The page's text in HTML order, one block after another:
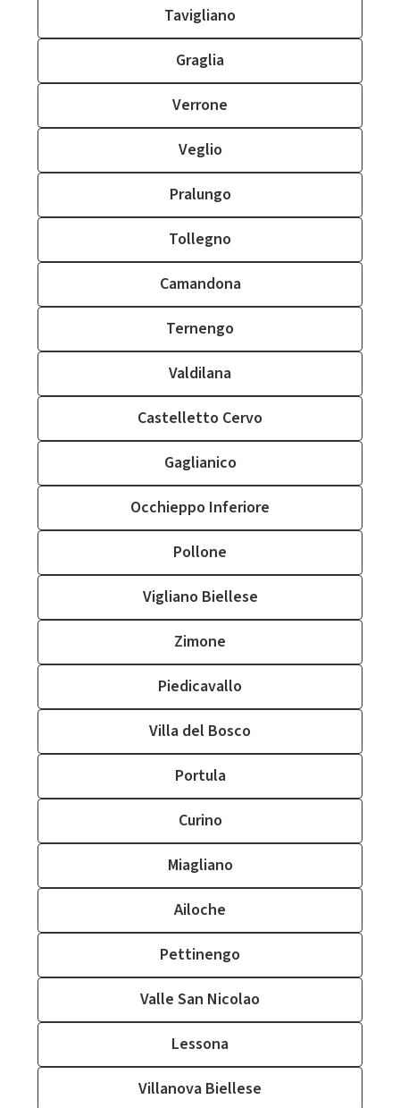
Tavigliano
Graglia
Verrone
Veglio
Pralungo
Tollegno
Camandona
Ternengo
Valdilana
Castelletto Cervo
Gaglianico
Occhieppo Inferiore
Pollone
Vigliano Biellese
Zimone
Piedicavallo
Villa del Bosco
Portula
Curino
Miagliano
Ailoche
Pettinengo
Valle San Nicolao
Lessona
Villanova Biellese